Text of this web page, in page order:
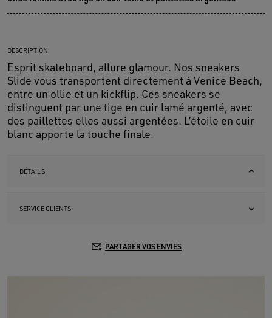
DESCRIPTION
Esprit skateboard, allure glamour. Nos sneakers
Slide vous transportent directement à Venice Beach,
entre un ollie et un kickflip. Ces sneakers se
distinguent par une tige en cuir lamé argenté, avec
des paillettes elles aussi argentées. L’étoile en cuir
blanc apporte la touche finale.
DÉTAILS
SERVICE CLIENTS
PARTAGER VOS ENVIES